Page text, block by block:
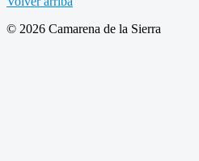
© 2026 Camarena de la Sierra